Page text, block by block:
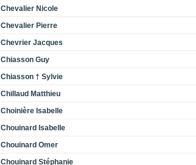
Chevalier Nicole
Chevalier Pierre
Chevrier Jacques
Chiasson Guy
Chiasson † Sylvie
Chillaud Matthieu
Choinière Isabelle
Chouinard Isabelle
Chouinard Omer
Chouinard Stéphanie